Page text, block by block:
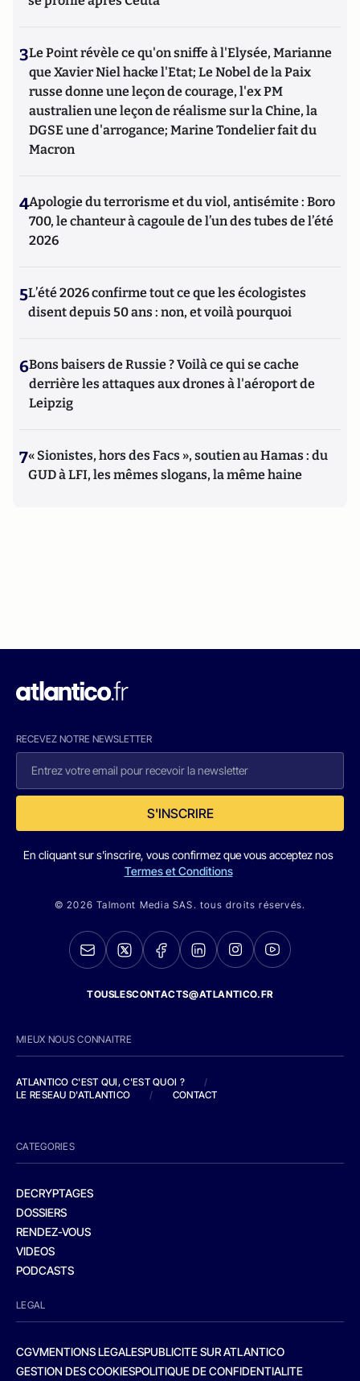
3Le Point révèle ce qu'on sniffe à l'Elysée, Marianne
que Xavier Niel hacke l'Etat; Le Nobel de la Paix
russe donne une leçon de courage, l'ex PM
australien une leçon de réalisme sur la Chine, la
DGSE une d'arrogance; Marine Tondelier fait du
Macron
4Apologie du terrorisme et du viol, antisémite : Boro
700, le chanteur à cagoule de l’un des tubes de l’été
2026
5L’été 2026 confirme tout ce que les écologistes
disent depuis 50 ans : non, et voilà pourquoi
6Bons baisers de Russie ? Voilà ce qui se cache
derrière les attaques aux drones à l'aéroport de
Leipzig
7« Sionistes, hors des Facs », soutien au Hamas : du
GUD à LFI, les mêmes slogans, la même haine
RECEVEZ NOTRE NEWSLETTER
S'INSCRIRE
En cliquant sur s'inscrire, vous confirmez que vous acceptez nos
Termes et Conditions
© 2026 Talmont Media SAS. tous droits réservés.
TOUSLESCONTACTS@ATLANTICO.FR
MIEUX NOUS CONNAITRE
ATLANTICO C'EST QUI, C'EST QUOI ?
/
LE RESEAU D'ATLANTICO
/ CONTACT
CATEGORIES
DECRYPTAGES
DOSSIERS
RENDEZ-VOUS
VIDEOS
PODCASTS
LEGAL
CGVMENTIONS LEGALESPUBLICITE SUR ATLANTICO
GESTION DES COOKIESPOLITIQUE DE CONFIDENTIALITE